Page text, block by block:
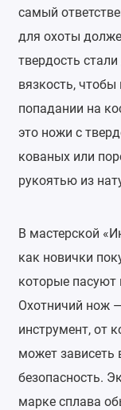
самый
для охоты
твердость
вязкость,
попадании на
это ножи с
кованых или
рукоятью из
В мастерской
как новички
которые пасуют
Охотничий нож
инструмент, от
может
безопасность.
марке сплава